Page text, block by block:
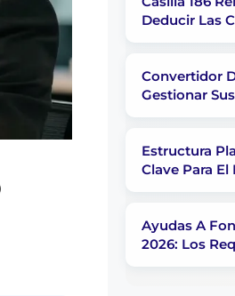
Deducir Las
Convertidor
Gestionar
Estructura
Clave Para El
Ayudas A
2026: Los